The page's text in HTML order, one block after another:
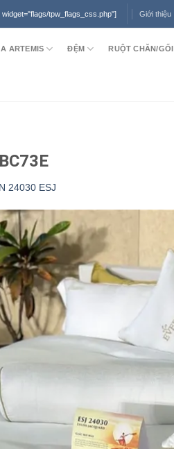
widget="flags/tpw_flags_css.php"] Giới thiệu
ARTEMIS ĐỆM RUỘT CHĂN/GỐI
24030 ESJ